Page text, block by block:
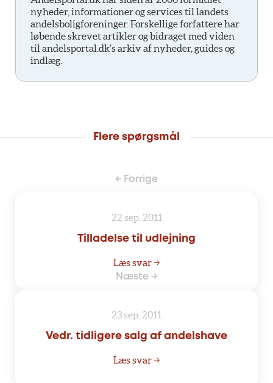
nyheder, informationer og services til landets
andelsboligforeninger. Forskellige forfattere har
løbende skrevet artikler og bidraget med viden
til andelsportal.dk’s arkiv af nyheder, guides og
indlæg.
Flere spørgsmål
← Forrige
22 sep. 2011
Tilladelse til udlejning
Læs svar →
Næste →
23 sep. 2011
Vedr. tidligere salg af andelshave
Læs svar →